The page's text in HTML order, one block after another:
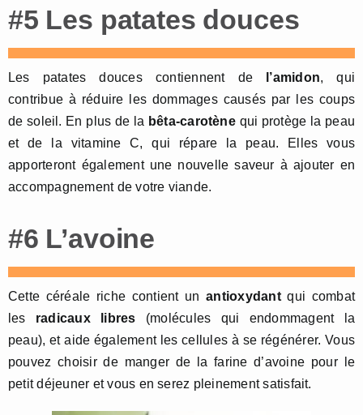
#5 Les patates douces
Les patates douces contiennent de l’amidon, qui
contribue à réduire les dommages causés par les coups
de soleil. En plus de la bêta-carotènequi protège la peau
et de la vitamine C, qui répare la peau. Elles vous
apporteront également une nouvelle saveur à ajouter en
accompagnement de votre viande.
#6 L’avoine
Cette céréale riche contient unantioxydantqui combat
les radicaux libres (molécules qui endommagent la
peau), et aide également les cellules à se régénérer. Vous
pouvez choisir de manger de la farine d’avoine pour le
petit déjeuner et vous en serez pleinement satisfait.